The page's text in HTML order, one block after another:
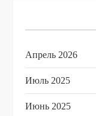
Апрель 2026
Июль 2025
Июнь 2025